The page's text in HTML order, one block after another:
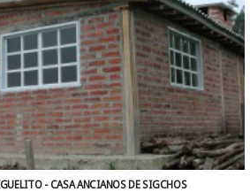
- CASA ANCIANOS DE SIGCHOS